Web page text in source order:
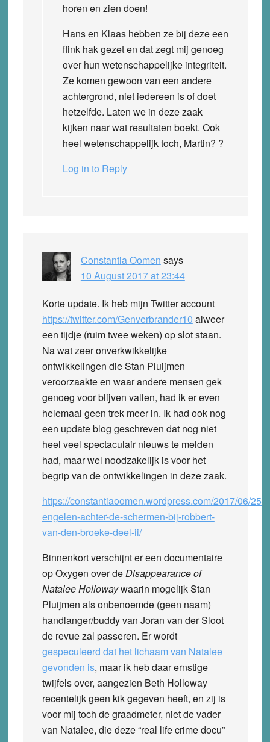
horen en zien doen!
Hans en Klaas hebben ze bij deze een
flink hak gezet en dat zegt mij genoeg
over hun wetenschappelijke integriteit.
Ze komen gewoon van een andere
achtergrond, niet iedereen is of doet
hetzelfde. Laten we in deze zaak
kijken naar wat resultaten boekt. Ook
heel wetenschappelijk toch, Martin? ?
Log in to Reply
Constantia Oomen says
10 August 2017 at 23:44
Korte update. Ik heb mijn Twitter account
https://twitter.com/Genverbrander10 alweer
een tijdje (ruim twee weken) op slot staan.
Na wat zeer onverkwikkelijke
ontwikkelingen die Stan Pluijmen
veroorzaakte en waar andere mensen gek
genoeg voor blijven vallen, had ik er even
helemaal geen trek meer in. Ik had ook nog
een update blog geschreven dat nog niet
heel veel spectaculair nieuws te melden
had, maar wel noodzakelijk is voor het
begrip van de ontwikkelingen in deze zaak.
https://constantiaoomen.wordpress.com/2017/06/25/
engelen-achter-de-schermen-bij-robbert-
van-den-broeke-deel-ii/
Binnenkort verschijnt er een documentaire
op Oxygen over deDisappearance of
Natalee Hollowaywaarin mogelijk Stan
Pluijmen als onbenoemde (geen naam)
handlanger/buddy van Joran van der Sloot
de revue zal passeren. Er wordt
gespeculeerd dat het lichaam van Natalee
gevonden is, maar ik heb daar ernstige
twijfels over, aangezien Beth Holloway
recentelijk geen kik gegeven heeft, en zij is
voor mij toch de graadmeter, niet de vader
van Natalee, die deze “real life crime docu”